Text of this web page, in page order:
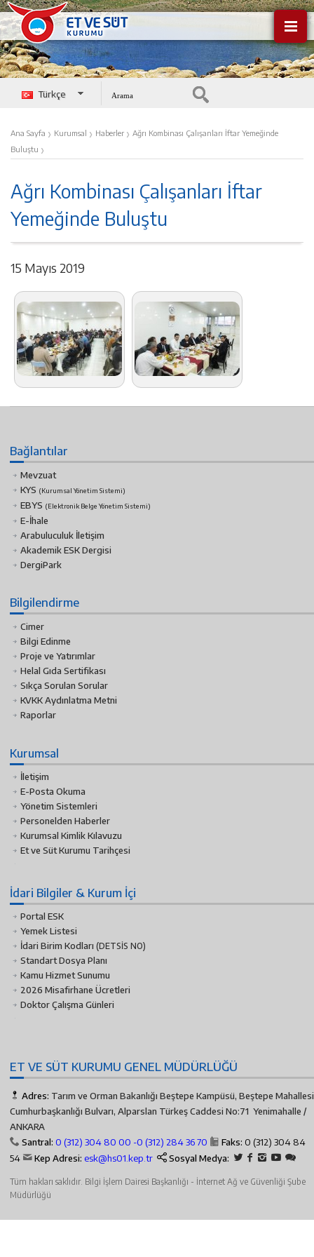
Türkçe
Ana Sayfa › Kurumsal › Haberler › Ağrı Kombinası Çalışanları İftar Yemeğinde
Buluştu ›
Ağrı Kombinası Çalışanları İftar
Yemeğinde Buluştu
15 Mayıs 2019
Bağlantılar
Mevzuat
KYS (Kurumsal Yönetim Sistemi)
EBYS (Elektronik Belge Yönetim Sistemi)
E-İhale
Arabuluculuk İletişim
Akademik ESK Dergisi
DergiPark
Bilgilendirme
Cimer
Bilgi Edinme
Proje ve Yatırımlar
Helal Gıda Sertifikası
Sıkça Sorulan Sorular
KVKK Aydınlatma Metni
Raporlar
Kurumsal
İletişim
E-Posta Okuma
Yönetim Sistemleri
Personelden Haberler
Kurumsal Kimlik Kılavuzu
Et ve Süt Kurumu Tarihçesi
İdari Bilgiler & Kurum İçi
Portal ESK
Yemek Listesi
İdari Birim Kodları (DETSİS NO)
Standart Dosya Planı
Kamu Hizmet Sunumu
2026 Misafirhane Ücretleri
Doktor Çalışma Günleri
ET VE SÜT KURUMU GENEL MÜDÜRLÜĞÜ
Adres: Tarım ve Orman Bakanlığı Beştepe Kampüsü, Beştepe
Cumhurbaşkanlığı Bulvarı, Alparslan Türkeş Caddesi No:71 Yenimahalle /
ANKARA
Santral: 0 (312) 304 80 00 -0 (312) 284 36 70 Faks: 0 (312) 304 84
54
Kep Adresi: esk@hs01.kep.tr Sosyal Medya:
Tüm hakları saklıdır. Bilgi İşlem Dairesi Başkanlığı - İnternet Ağ ve Güvenliği Şube
Müdürlüğü